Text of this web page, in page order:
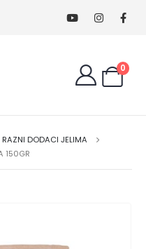
0
DODACI JELIMA
150GR